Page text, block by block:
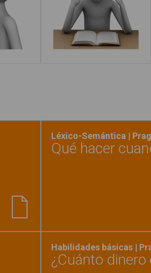
acerca de "Reciclar" acerca de "Dar"
Leer más
Léxico-Semántica |
Qué hacer
Habilidades básicas |
¿Cuánto